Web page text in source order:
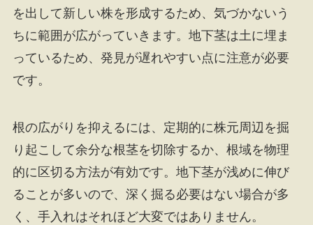
を出して新しい株を形成するため、気づかないう
ちに範囲が広がっていきます。地下茎は土に埋ま
っているため、発見が遅れやすい点に注意が必要
です。
根の広がりを抑えるには、定期的に株元周辺を掘
り起こして余分な根茎を切除するか、根域を物理
的に区切る方法が有効です。地下茎が浅めに伸び
ることが多いので、深く掘る必要はない場合が多
く、手入れはそれほど大変ではありません。